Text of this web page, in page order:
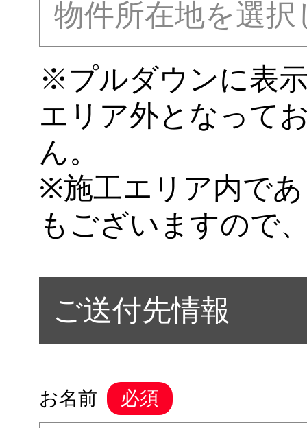
※プルダウンに表
エリア外となって
ん。
※施工エリア内で
もございますので
ご送付先情報
お名前